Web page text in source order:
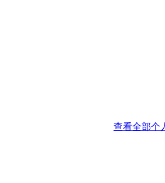
查看全部个